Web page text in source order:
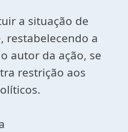
a situação de
restabelecendo a
autor da ação, se
restrição aos